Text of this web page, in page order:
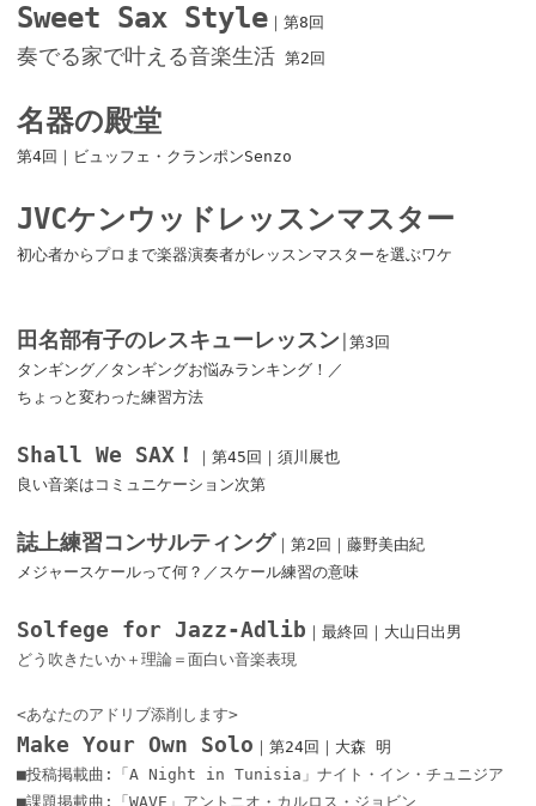
Sweet Sax Style｜第8回
奏でる家で叶える音楽生活第2回
名器の殿堂
第4回｜ビュッフェ・クランポンSenzo
JVCケンウッドレッスンマスター
初心者からプロまで楽器演奏者がレッスンマスターを選ぶワケ
田名部有子のレスキューレッスン│第3回
タンギング／タンギングお悩みランキング！／
ちょっと変わった練習方法
Shall We SAX！
｜第45回｜須川展也
良い音楽はコミュニケーション次第
誌上練習コンサルティング ｜第2回｜藤野美由紀
メジャースケールって何？／スケール練習の意味
Solfege for Jazz-Adlib ｜最終回｜大山日出男
どう吹きたいか＋理論＝面白い音楽表現
<あなたのアドリブ添削します>
Make Your Own Solo ｜第24回｜大森 明
■投稿掲載曲:「A Night in Tunisia」ナイト・イン・チュニジア
■課題掲載曲:「WAVE」アントニオ・カルロス・ジョビン